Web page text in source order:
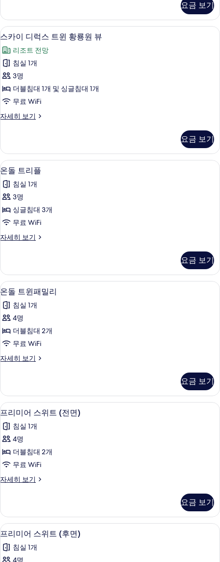
사
진
모
두
보
기
윈
황
룡
뷰
자
세
히
보
기
요금 보기
스
카
이
디
럭
스
윈
룡
원
뷰
사
진
모
두
보
저자극성 침구, 객실 내 금고, 책상, 방
3
스카이 디럭스 트윈 황룡원 뷰
리조트 전망
침실 1개
3명
더블침대 1개 및 싱글침대 1개
무료 WiFi
자세히 보기
스
럭
스
트
황
룡
뷰
자
히
요금 보기
온
돌
트
리
플
진
두
보
기
온돌 트리플 | 저자극성 침구, 객실 내
1
온돌 트리플
침실 1개
3명
싱글침대 3개
무료 WiFi
자세히 보기
온
플
자
세
보
기
요금 보기
온
돌
트
윈
패
리
진
모
두
보
기
온돌 트윈패밀리 | 저자극성 침구, 객실
1
온돌 트윈패밀리
침실 1개
4명
더블침대 2개
무료 WiFi
자세히 보기
온
패
밀
리
세
히
기
요금 보기
프
리
미
어
스
트
면)
사
진
모
프리미어 스위트 (전면) | 저자극성 침
4
프리미어 스위트 (전면)
침실 1개
4명
더블침대 2개
무료 WiFi
자세히 보기
프
스
위
트
면)
자
요금 보기
프
리
미
프리미어 스위트 (후면) | 저자극성 침
3
프리미어 스위트 (후면)
침실 1개
4명